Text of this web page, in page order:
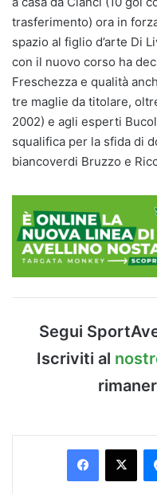
trasferimento) ora in
spazio al figlio d’arte Di
con il nuovo corso ha
Freschezza e qualità
tre maglie da titolare,
2002) e agli esperti
squalifica per la sfida di
biancoverdi Bruzzo e
Segui
Iscriviti al
Facebook
X